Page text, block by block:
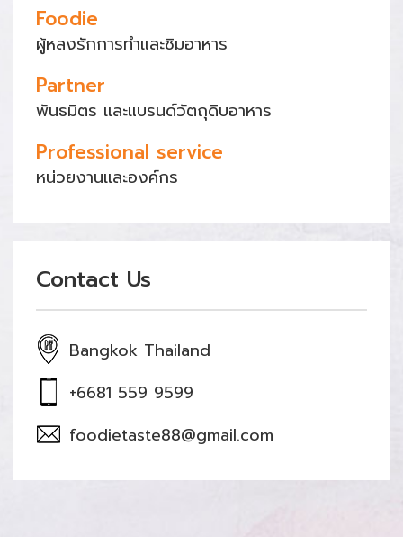
Foodie
ผู้หลงรักการทำและชิมอาหาร
Partner
พันธมิตร และแบรนด์วัตถุดิบอาหาร
Professional service
หน่วยงานและองค์กร
Contact Us
Bangkok Thailand
+6681 559 9599
foodietaste88@gmail.com